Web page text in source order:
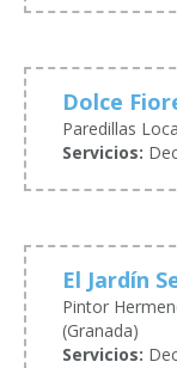
Dolce
Paredillas
Servicios:
El Jardín
Pintor
(Granada)
Servicios: